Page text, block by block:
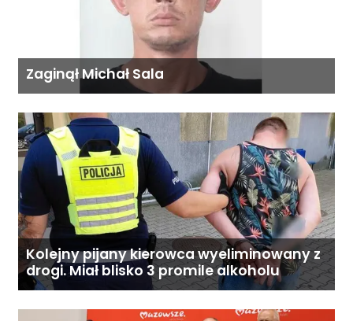
Zaginął Michał Sala
Kolejny pijany kierowca wyeliminowany z
drogi. Miał blisko 3 promile alkoholu